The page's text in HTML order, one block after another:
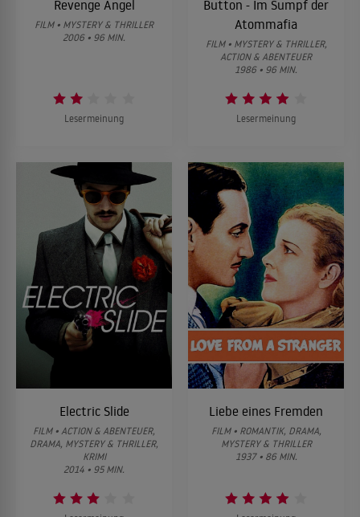
Revenge Angel
FILM • MYSTERY & THRILLER
2006 • 96 MIN.
Lesermeinung
Button - Im Sumpf der
Atommafia
FILM • MYSTERY & THRILLER,
ACTION & ABENTEUER
1986 • 96 MIN.
Lesermeinung
Electric Slide
FILM • ACTION & ABENTEUER,
DRAMA, MYSTERY & THRILLER,
KRIMI
2014 • 95 MIN.
Liebe eines Fremden
FILM • ROMANTIK, DRAMA,
MYSTERY & THRILLER
1937 • 86 MIN.